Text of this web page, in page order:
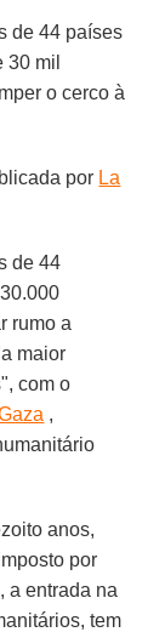
de 44 países
mil
o cerco à
por La
de 44
rumo a
maior
com o
,
anos,
por
a entrada na
tem